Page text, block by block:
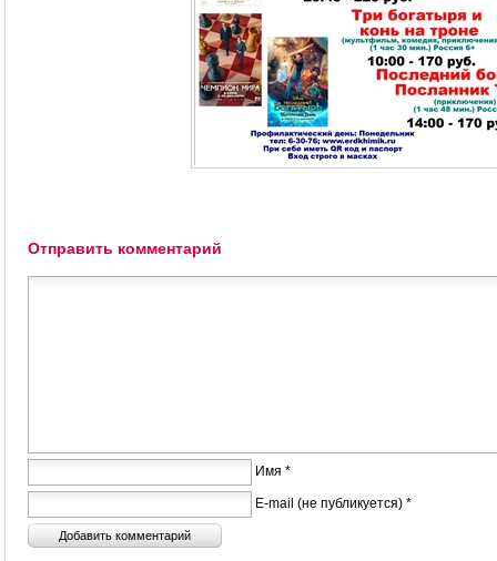
Отправить комментарий
Имя *
E-mail (не публикуется) *